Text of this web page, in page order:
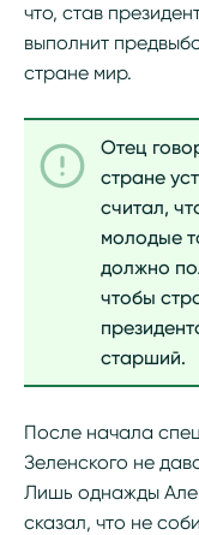
что, став
выполнит
стране мир.
Отец
стране
считал,
молодые
должно
чтобы
старший.
После начала
Зеленского не
Лишь однажды
сказал, что не